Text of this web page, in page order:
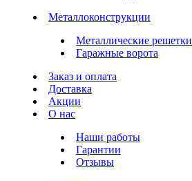
Металлоконструкции
Металлические решетки
Гаражные ворота
Заказ и оплата
Доставка
Акции
О нас
Наши работы
Гарантии
Отзывы